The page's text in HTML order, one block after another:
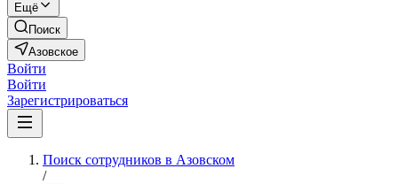
Ещё
Поиск
Азовское
Войти
Войти
Зарегистрироваться
Поиск сотрудников в Азовском
/